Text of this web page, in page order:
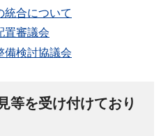
統合について
置審議会
備検討協議会
等を受け付けており